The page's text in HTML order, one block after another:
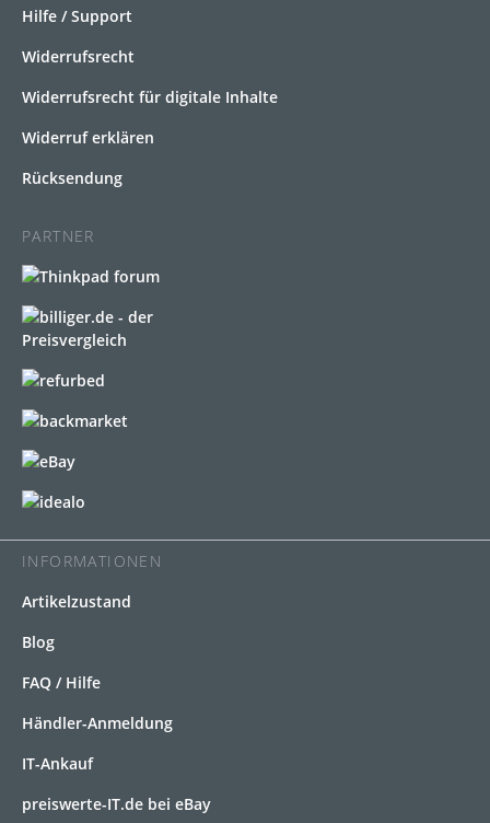
Hilfe / Support
Widerrufsrecht
Widerrufsrecht für digitale Inhalte
Widerruf erklären
Rücksendung
PARTNER
INFORMATIONEN
Artikelzustand
Blog
FAQ / Hilfe
Händler-Anmeldung
IT-Ankauf
preiswerte-IT.de bei eBay